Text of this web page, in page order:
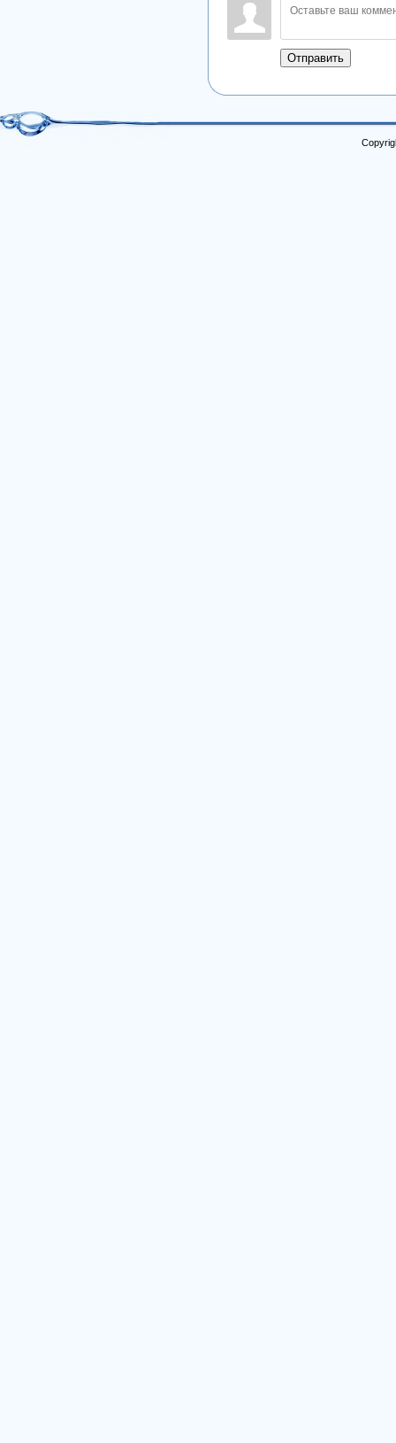
Отправить